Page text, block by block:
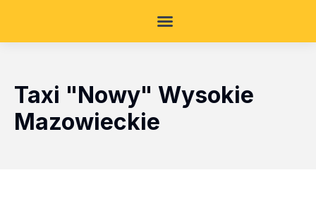
Taxi "Nowy" Wysokie
Mazowieckie